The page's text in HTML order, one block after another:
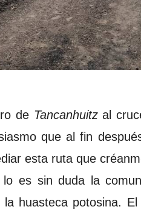
de Tancanhuitzal
que al fin
esta ruta que
es sin duda la
huasteca potosina.